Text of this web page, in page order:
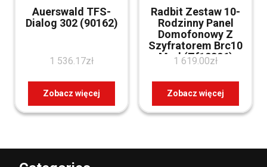
Auerswald TFS-
Dialog 302 (90162)
1 536.17zł
Zobacz więcej
Radbit Zestaw 10-
Rodzinny Panel
Domofonowy Z
Szyfratorem Brc10
Mod (Zf12326)
1 619.00zł
Zobacz więcej